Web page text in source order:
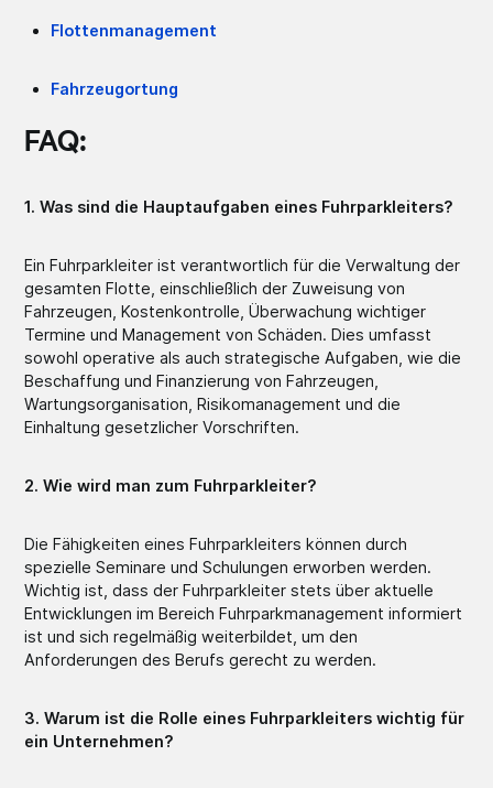
Flottenmanagement
Fahrzeugortung
FAQ:
1. Was sind die Hauptaufgaben eines Fuhrparkleiters?
Ein Fuhrparkleiter ist verantwortlich für die Verwaltung der
gesamten Flotte, einschließlich der Zuweisung von
Fahrzeugen, Kostenkontrolle, Überwachung wichtiger
Termine und Management von Schäden. Dies umfasst
sowohl operative als auch strategische Aufgaben, wie die
Beschaffung und Finanzierung von Fahrzeugen,
Wartungsorganisation, Risikomanagement und die
Einhaltung gesetzlicher Vorschriften.
2. Wie wird man zum Fuhrparkleiter?
Die Fähigkeiten eines Fuhrparkleiters können durch
spezielle Seminare und Schulungen erworben werden.
Wichtig ist, dass der Fuhrparkleiter stets über aktuelle
Entwicklungen im Bereich Fuhrparkmanagement informiert
ist und sich regelmäßig weiterbildet, um den
Anforderungen des Berufs gerecht zu werden.
3. Warum ist die Rolle eines Fuhrparkleiters wichtig für
ein Unternehmen?